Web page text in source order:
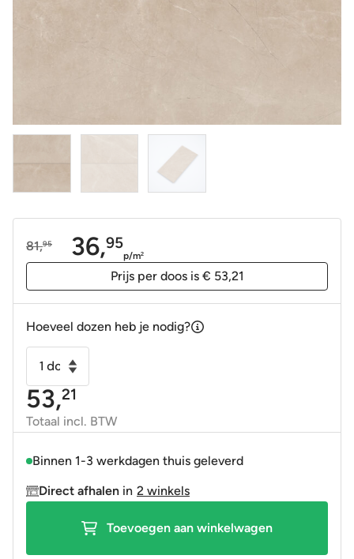
81,95
Oorspronkelijke
36,95
Huidige
p/m2
Prijs per doos is € 53,21
Hoeveel dozen heb je nodig?
Wandtegel
Yona
ivoor
mat
gerectificeerd
53,21
Totaal incl. BTW
Binnen 1-3 werkdagen thuis geleverd
Direct afhalen in 2 winkels
Toevoegen aan winkelwagen